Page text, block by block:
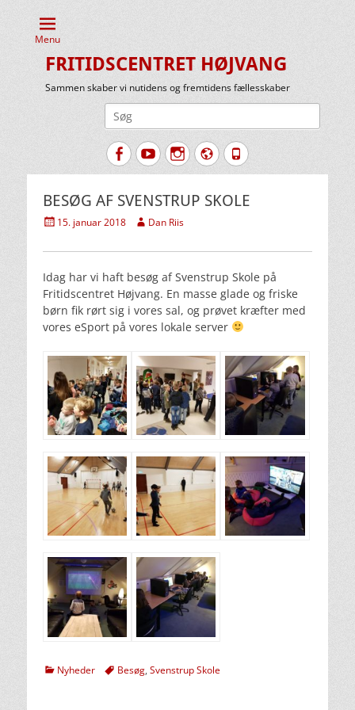
Menu
FRITIDSCENTRET HØJVANG
Sammen skaber vi nutidens og fremtidens fællesskaber
FacebookYouTubeInstagram
Website
Tlf.
BESØG AF SVENSTRUP SKOLE
Udgivet
15. januar 2018 Forfatter
Dan Riis
Idag har vi haft besøg af Svenstrup Skole på
Fritidscentret Højvang. En masse glade og friske
børn fik rørt sig i vores sal, og prøvet kræfter med
vores eSport på vores lokale server
kategorier
Nyheder TagsBesøg, Svenstrup Skole